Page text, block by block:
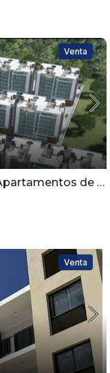
Venta
3 Habitaciones en Gurabo
Venta